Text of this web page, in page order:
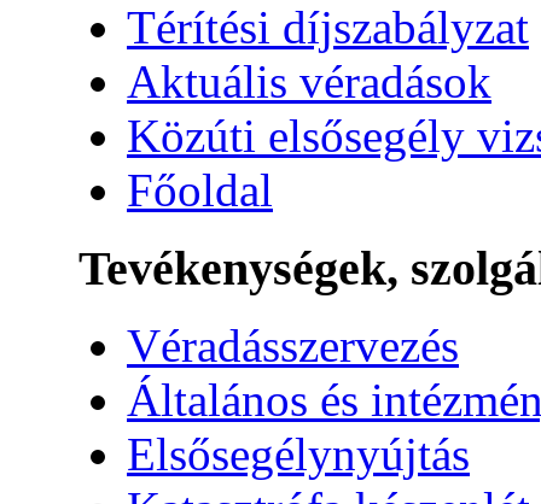
Térítési díjszabályzat
Aktuális véradások
Közúti elsősegély
Főoldal
Tevékenységek,
Véradásszervezés
Általános és
Elsősegélynyújtás